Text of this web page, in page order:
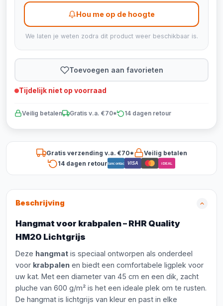
Hou me op de hoogte
We laten je weten zodra dit product weer beschikbaar is.
Toevoegen aan favorieten
Tijdelijk niet op voorraad
Veilig betalen Gratis v.a. €70* 14 dagen retour
Gratis verzending v.a. €70*
Veilig betalen
14 dagen retourBancontact VISA iDEAL
Beschrijving
Hangmat voor krabpalen – RHR Quality
HM20 Lichtgrijs
Deze hangmat is speciaal ontworpen als onderdeel
voor krabpalen en biedt een comfortabele ligplek voor
uw kat. Met een diameter van 45 cm en een dik, zacht
pluche van 600 g/m² is het een ideale plek om te rusten.
De hangmat is lichtgrijs van kleur en past in elke